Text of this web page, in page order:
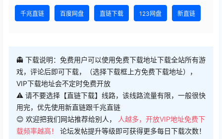
千兆直链 百度网盘 直链下载 123网盘 新直链
👻 下载说明：免费用户可以使用免费下载地址下载全站所有游
戏，评论后即可下载，（选择下载框上方免费下载地址），
VIP下载地址会不定时免费开放
⚠ 请不要选择【直链下载】线路，该线路流量有限，一般很快
用完，优先使用新直链跟千兆直链
😊 欢迎把我们网站推荐给别人，
人越多，开放VIP地址免费下
载频率越高！ 论坛发帖提升等级即可获得更多每日下载次数！